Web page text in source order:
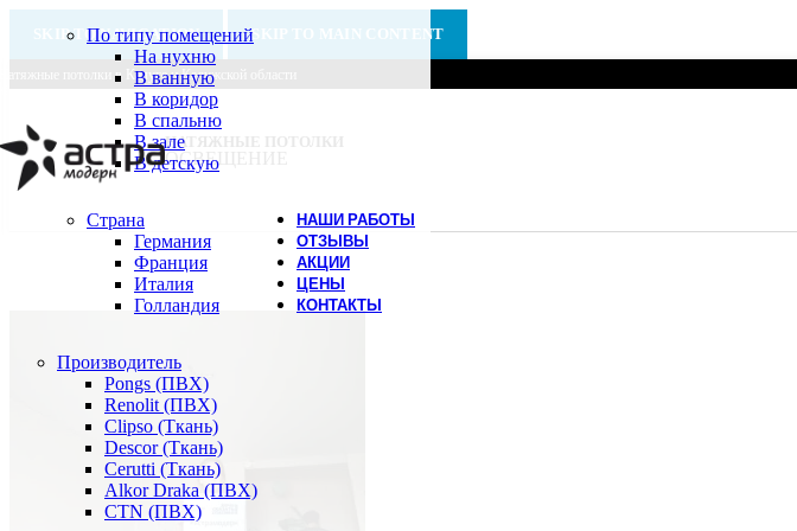
SKIP TO NAVIGATION SKIP TO MAIN CONTENT
потолки в Калуге и Калужской области
НАТЯЖНЫЕ ПОТОЛКИ
ОСВЕЩЕНИЕ
По типу помещений
На нухню
В ванную
В коридор
В спальню
В зале
В детскую
Страна
Германия
Франция
Италия
Голландия
Производитель
Pongs (ПВХ)
Renolit (ПВХ)
Clipso (Ткань)
Descor (Ткань)
Cerutti (Ткань)
Alkor Draka (ПВХ)
CTN (ПВХ)
НАШИ РАБОТЫ
ОТЗЫВЫ
АКЦИИ
ЦЕНЫ
КОНТАКТЫ